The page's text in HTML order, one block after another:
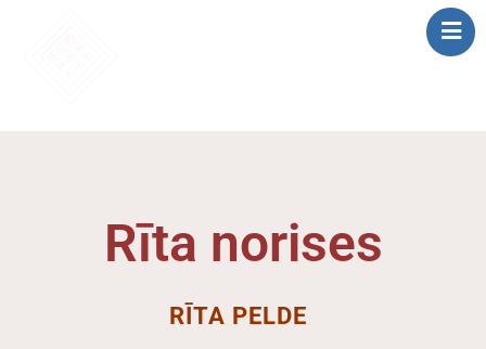
IEPRIEKŠĒJIE
PAR MUMS
Rīta norises
RĪTA PELDE